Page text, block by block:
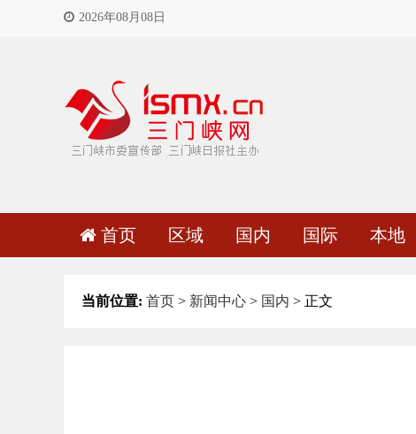
2026年08月08日
首页 区域 国内 国际 本地
当前位置: 首页 > 新闻中心 > 国内 > 正文